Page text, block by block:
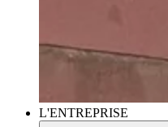
L'ENTREPRISE